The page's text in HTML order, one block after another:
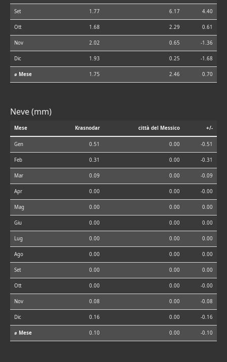
Set 1.77 6.17 4.40
Ott 1.68 2.29 0.61
Nov 2.02 0.65 -1.36
Dic 1.93 0.25 -1.68
⌀ Mese 1.75 2.46 0.70
Neve (mm)
Mese Krasnodar città del Messico +/-
Gen 0.51 0.00 -0.51
Feb 0.31 0.00 -0.31
Mar 0.09 0.00 -0.09
Apr 0.00 0.00 -0.00
Mag 0.00 0.00 0.00
Giu 0.00 0.00 0.00
Lug 0.00 0.00 0.00
Ago 0.00 0.00 0.00
Set 0.00 0.00 0.00
Ott 0.00 0.00 -0.00
Nov 0.08 0.00 -0.08
Dic 0.16 0.00 -0.16
⌀ Mese 0.10 0.00 -0.10